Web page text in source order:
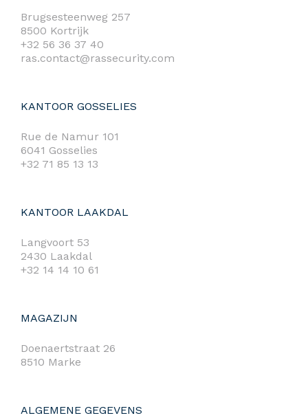
Brugsesteenweg 257
8500 Kortrijk
+32 56 36 37 40
ras.contact@rassecurity.com
KANTOOR GOSSELIES
Rue de Namur 101
6041 Gosselies
+32 71 85 13 13
KANTOOR LAAKDAL
Langvoort 53
2430 Laakdal
+32 14 14 10 61
MAGAZIJN
Doenaertstraat 26
8510 Marke
ALGEMENE GEGEVENS